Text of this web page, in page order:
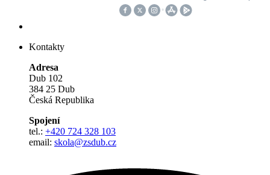
Kontakty
Adresa
Dub 102
384 25 Dub
Česká Republika
Spojení
tel.: +420 724 328 103
email: skola@zsdub.cz